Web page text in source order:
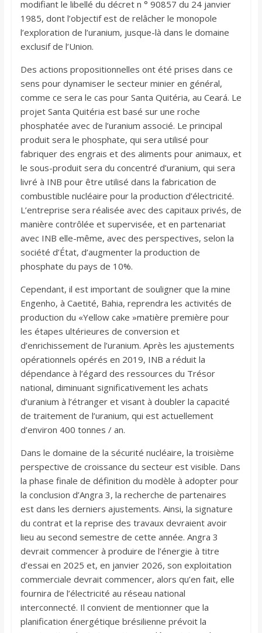
modifiant le libellé du décret n ° 90857 du 24 janvier
1985, dont l’objectif est de relâcher le monopole
l’exploration de l’uranium, jusque-là dans le domaine
exclusif de l’Union.
Des actions propositionnelles ont été prises dans ce
sens pour dynamiser le secteur minier en général,
comme ce sera le cas pour Santa Quitéria, au Ceará. Le
projet Santa Quitéria est basé sur une roche
phosphatée avec de l’uranium associé. Le principal
produit sera le phosphate, qui sera utilisé pour
fabriquer des engrais et des aliments pour animaux, et
le sous-produit sera du concentré d’uranium, qui sera
livré à INB pour être utilisé dans la fabrication de
combustible nucléaire pour la production d’électricité.
L’entreprise sera réalisée avec des capitaux privés, de
manière contrôlée et supervisée, et en partenariat
avec INB elle-même, avec des perspectives, selon la
société d’État, d’augmenter la production de
phosphate du pays de 10%.
Cependant, il est important de souligner que la mine
Engenho, à Caetité, Bahia, reprendra les activités de
production du «Yellow cake »matière première pour
les étapes ultérieures de conversion et
d’enrichissement de l’uranium. Après les ajustements
opérationnels opérés en 2019, INB a réduit la
dépendance à l’égard des ressources du Trésor
national, diminuant significativement les achats
d’uranium à l’étranger et visant à doubler la capacité
de traitement de l’uranium, qui est actuellement
d’environ 400 tonnes / an.
Dans le domaine de la sécurité nucléaire, la troisième
perspective de croissance du secteur est visible. Dans
la phase finale de définition du modèle à adopter pour
la conclusion d’Angra 3, la recherche de partenaires
est dans les derniers ajustements. Ainsi, la signature
du contrat et la reprise des travaux devraient avoir
lieu au second semestre de cette année. Angra 3
devrait commencer à produire de l’énergie à titre
d’essai en 2025 et, en janvier 2026, son exploitation
commerciale devrait commencer, alors qu’en fait, elle
fournira de l’électricité au réseau national
interconnecté. Il convient de mentionner que la
planification énergétique brésilienne prévoit la